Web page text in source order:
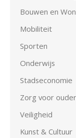
Bouwen en
Mobiliteit
Sporten
Onderwijs
Stadseconomie
Zorg voor
Veiligheid
Kunst & Cultuur